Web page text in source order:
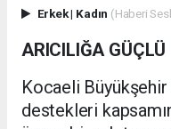
Erkek| Kadın (Haberi
ARICILIĞA GÜÇLÜ
Kocaeli Büyükşehir
destekleri